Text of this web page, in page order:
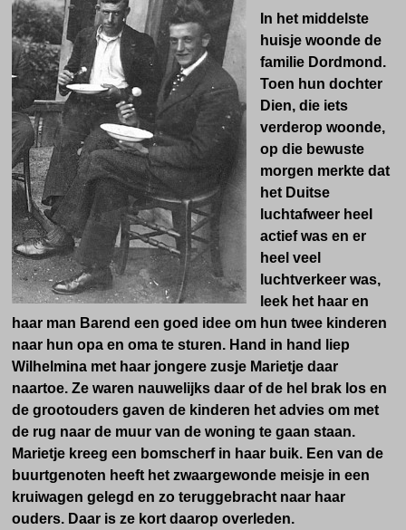
In het middelste
huisje woonde de
familie Dordmond.
Toen hun dochter
Dien, die iets
verderop woonde,
op die bewuste
morgen merkte dat
het Duitse
luchtafweer heel
actief was en er
heel veel
luchtverkeer was,
leek het haar en
haar man Barend een goed idee om hun twee kinderen
naar hun opa en oma te sturen. Hand in hand liep
Wilhelmina met haar jongere zusje Marietje daar
naartoe. Ze waren nauwelijks daar of de hel brak los en
de grootouders gaven de kinderen het advies om met
de rug naar de muur van de woning te gaan staan.
Marietje kreeg een bomscherf in haar buik. Een van de
buurtgenoten heeft het zwaargewonde meisje in een
kruiwagen gelegd en zo teruggebracht naar haar
ouders. Daar is ze kort daarop overleden.